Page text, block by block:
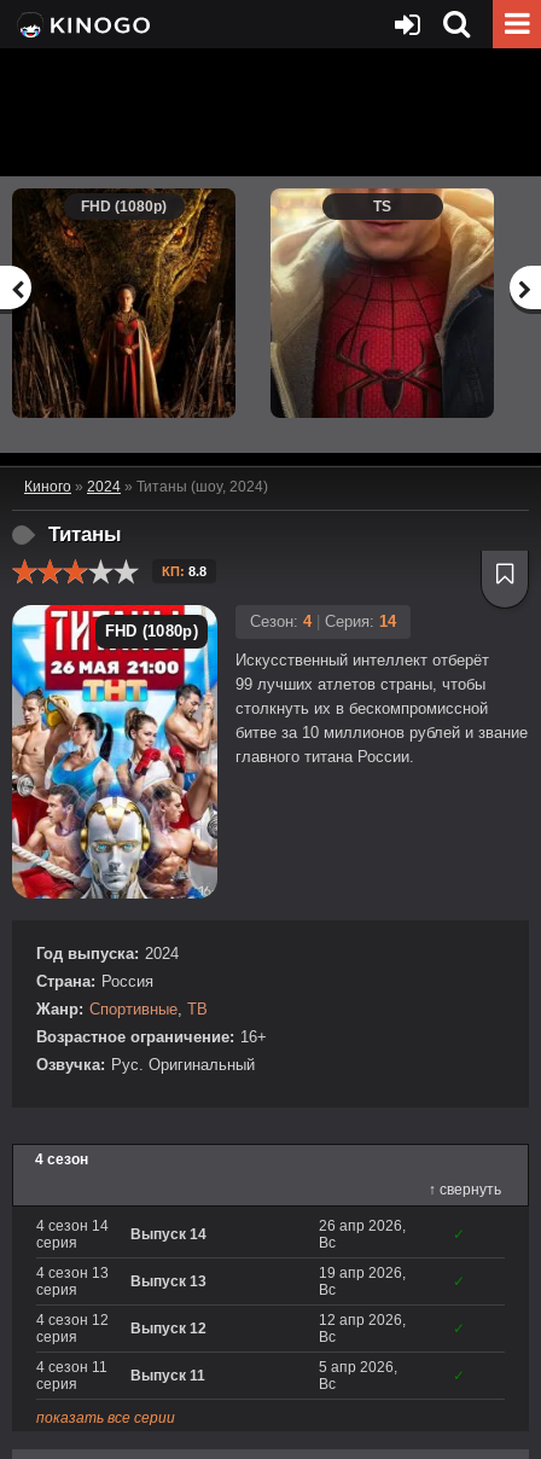
FHD (1080p) TS
Киного » 2024 » Титаны (шоу, 2024)
Титаны
КП: 8.8
FHD (1080p)
Сезон: 4 Серия: 14
Искусственный интеллект отберёт
99 лучших атлетов страны, чтобы
столкнуть их в бескомпромиссной
битве за 10 миллионов рублей и звание
главного титана России.
Год выпуска: 2024
Страна: Россия
Жанр: Спортивные ТВ
Возрастное ограничение: 16+
Озвучка: Рус. Оригинальный
4 сезон
↑ свернуть
4 сезон 14
серия
Выпуск 14
26 апр 2026,
Вс
✓
4 сезон 13
серия
Выпуск 13
19 апр 2026,
Вс
✓
4 сезон 12
серия
Выпуск 12
12 апр 2026,
Вс
✓
4 сезон 11
серия
Выпуск 11
5 апр 2026,
Вс
✓
показать все серии